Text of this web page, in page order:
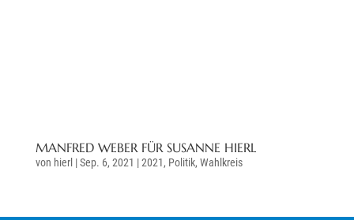
MANFRED WEBER FÜR SUSANNE HIERL
von hierl |Sep. 6, 2021 |2021, Politik, Wahlkreis